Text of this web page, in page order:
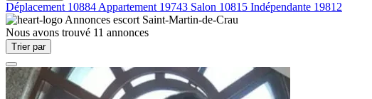
Déplacement 10884 Appartement 19743 Salon 10815 Indépendante 19812
Annonces escort Saint-Martin-de-Crau
Nous avons trouvé 11 annonces
Trier par